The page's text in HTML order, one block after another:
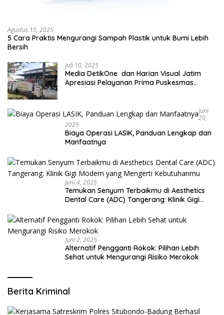
Agustus 15, 2025
5 Cara Praktis Mengurangi Sampah Plastik untuk Bumi Lebih
Bersih
Juli 10, 2025
Media DetikOne dan Harian Visual Jatim
Apresiasi Pelayanan Prima Puskesmas
Juni
20,
2025
Biaya Operasi LASIK, Panduan Lengkap dan
Manfaatnya
Juni 4, 2025
Temukan Senyum Terbaikmu di Aesthetics
Dental Care (ADC) Tangerang: Klinik Gigi
Juni 2, 2025
Alternatif Pengganti Rokok: Pilihan Lebih
Sehat untuk Mengurangi Risiko Merokok
Berita Kriminal